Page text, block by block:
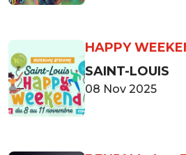
HAPPY
SAINT-LOUIS
08 Nov 2025